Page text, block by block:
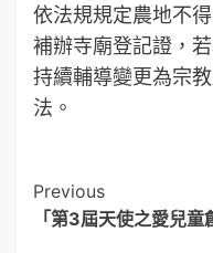
依法規規定農地不
補辦寺廟登記證，
持續輔導變更為宗
法。
Post
Navigation
Previous
「第3屆天使之愛兒